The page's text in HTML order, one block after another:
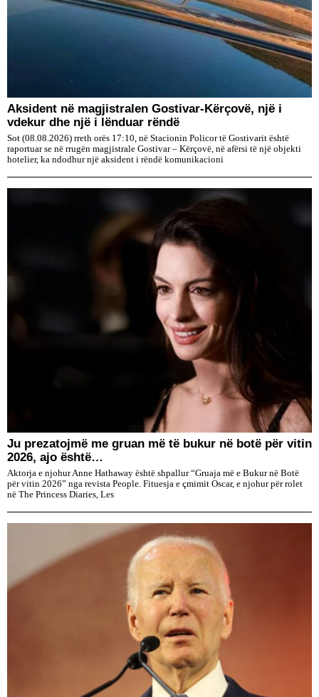
Aksident në magjistralen Gostivar-Kërçovë, një i
vdekur dhe një i lënduar rëndë
Sot (08.08.2026) rreth orës 17:10, në Stacionin Policor të Gostivarit është
raportuar se në rrugën magjistrale Gostivar – Kërçovë, në afërsi të një objekti
hotelier, ka ndodhur një aksident i rëndë komunikacioni
Ju prezatojmë me gruan më të bukur në botë për vitin
2026, ajo është…
Aktorja e njohur Anne Hathaway është shpallur “Gruaja më e Bukur në Botë
për vitin 2026” nga revista People. Fituesja e çmimit Oscar, e njohur për rolet
në The Princess Diaries, Les